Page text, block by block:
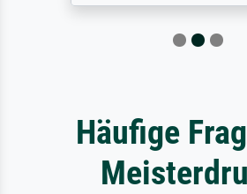
Häufige